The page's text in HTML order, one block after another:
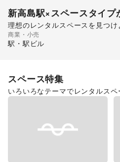
新高島駅×スペースタイプ
理想のレンタルスペースを見つけ
ギャラリー・貸し画廊
商業・小売
駅・駅ビル
スペース特集
いろいろなテーマでレンタルスペ